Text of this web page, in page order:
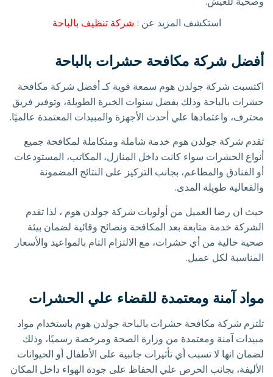
استكشف المزيد عن : شركة تنظيف بالباحة
أفضل شركة مكافحة حشرات بالباحة
اكتسبت شركة جولدن هوم سمعة قوية كـ أفضل شركة مكافحة
حشرات بالباحة وذلك بفضل سنوات الخبرة الطويلة، وتوفير فريق
محترف، واعتمادها علي أحدث الأجهزة والمبيدات المعتمدة عالميًا.
تقدم شركة جولدن هوم خدمة شاملة ومتكاملة لمكافحة جميع
أنواع الحشرات سواء كانت داخل المنازل، المكاتب، المستودعات
أو الفنادق والمطاعم، بجانب التركيز على النتائج المضمونة
والفعالية طويلة المدى.
حيث ان رضا العميل من أولويات شركة جولدن هوم ، لذا تقدم
الشركة خدمة متابعة بعد المكافحة ونصائح وقائية لضمان بيئة
صحية خالية من أي حشرات، مع الالتزام التام بالمواعيد والأسعار
المناسبة لكل عميل.
مواد آمنة ومعتمدة للقضاء علي الحشرات
تلتزم شركة مكافحة حشرات بالباحة جولدن هوم باستخدام مواد
مبيدات آمنة ومعتمدة من وزارة الصحة ومرخصة رسميًا، وذلك
لضمان انها لا تسبب أي تأثيرات جانبية على الأطفال أو الحيوانات
الأليفة، بجانب الحرص علي الحفاظ على جودة الهواء داخل المكان